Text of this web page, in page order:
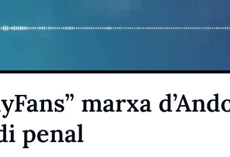
marxa
penal